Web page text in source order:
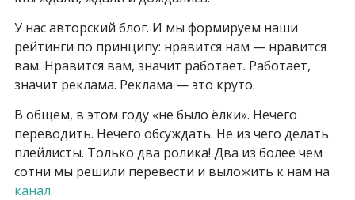
У нас авторский блог. И мы формируем наши
рейтинги по принципу: нравится нам — нравится
вам. Нравится вам, значит работает. Работает,
значит реклама. Реклама — это круто.
В общем, в этом году «не было ёлки». Нечего
переводить. Нечего обсуждать. Не из чего делать
плейлисты. Только два ролика! Два из более чем
сотни мы решили перевести и выложить к нам на
канал.